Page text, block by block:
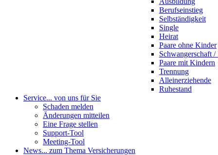
Berufseinstieg
Selbständigkeit
Single
Heirat
Paare ohne Kinder
Schwangerschaft
Paare mit Kindern
Trennung
Alleinerziehende
Ruhestand
Service... von uns für Sie
Schaden melden
Änderungen mitteilen
Eine Frage stellen
Support-Tool
Meeting-Tool
News... zum Thema Versicherungen